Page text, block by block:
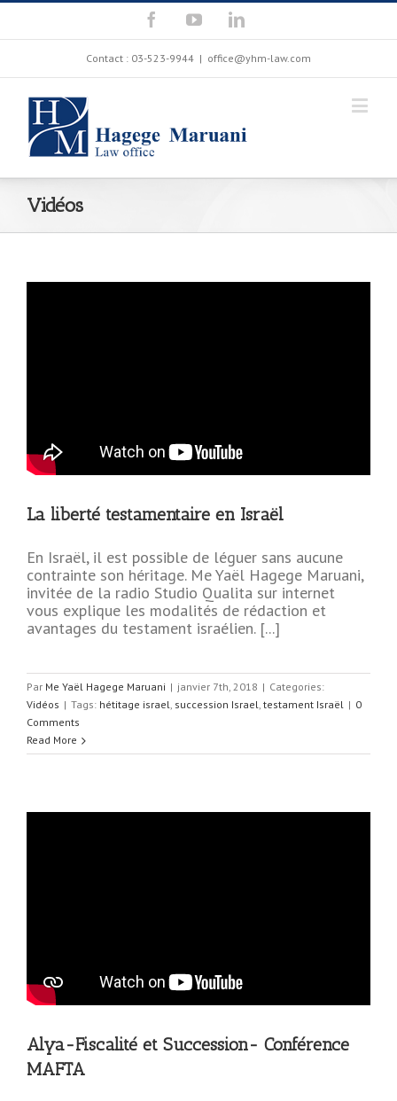
Contact : 03-523-9944 | office@yhm-law.com
Vidéos
La liberté testamentaire en Israël
En Israël, il est possible de léguer sans aucune
contrainte son héritage. Me Yaël Hagege Maruani,
invitée de la radio Studio Qualita sur internet
vous explique les modalités de rédaction et
avantages du testament israélien. [...]
Par Me Yaël Hagege Maruani | janvier 7th, 2018 | Categories:
Vidéos | Tags: hétitage israel, succession Israel, testament Israël | 0
Comments
Read More
Alya-Fiscalité et Succession- Conférence
MAFTA